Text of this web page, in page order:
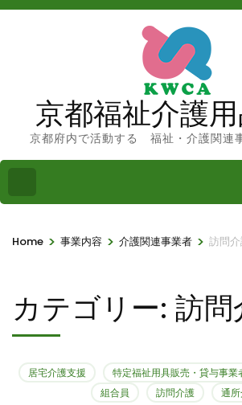
京都福祉介護
京都府内で活動する 福祉・介護関連
Home > 事業内容 > 介護関連事業者 > 訪問
カテゴリー: 訪問
居宅介護支援 特定福祉用具販売・貸与事業
組合員
訪問介護 通